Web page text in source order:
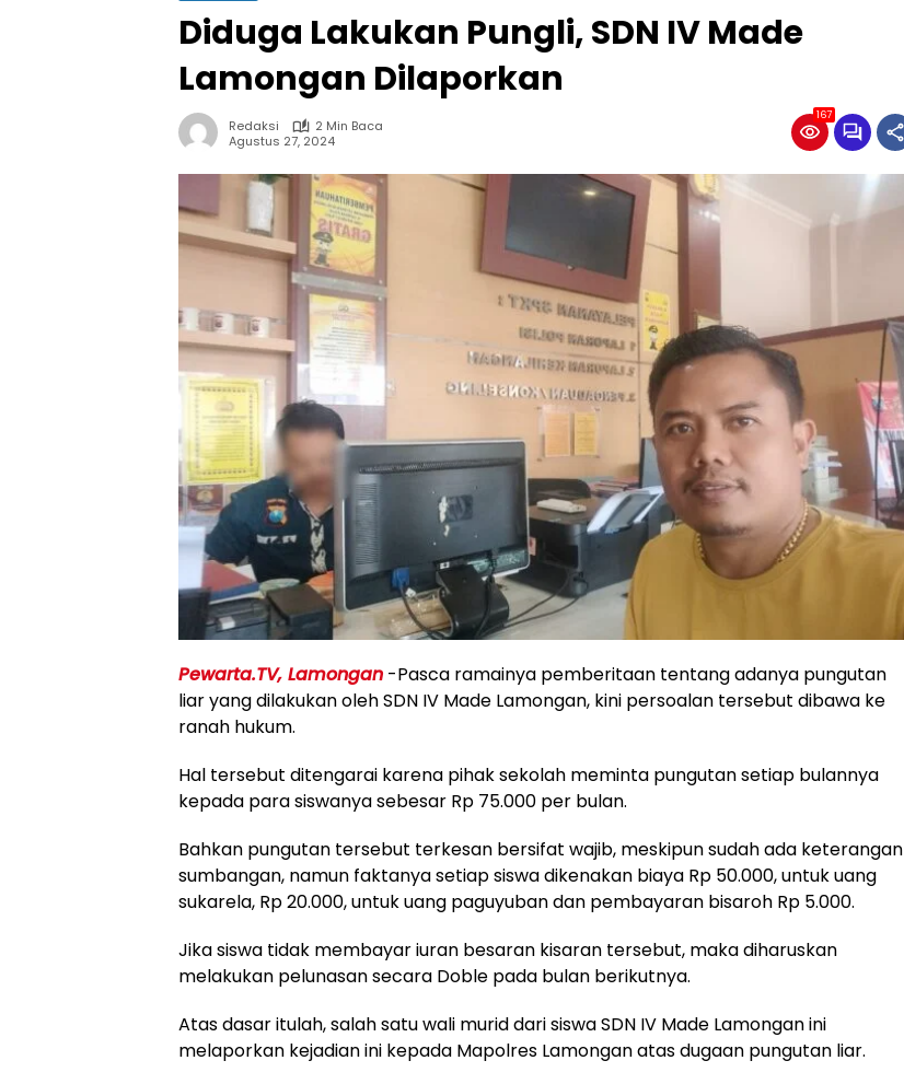
Diduga Lakukan Pungli, SDN IV Made
Lamongan Dilaporkan
Redaksi
2 Min Baca
Agustus 27, 2024
167
Pewarta.TV, Lamongan -Pasca ramainya pemberitaan tentang adanya pungutan
liar yang dilakukan oleh SDN IV Made Lamongan, kini persoalan tersebut dibawa ke
ranah hukum.
Hal tersebut ditengarai karena pihak sekolah meminta pungutan setiap bulannya
kepada para siswanya sebesar Rp 75.000 per bulan.
Bahkan pungutan tersebut terkesan bersifat wajib, meskipun sudah ada keterangan
sumbangan, namun faktanya setiap siswa dikenakan biaya Rp 50.000, untuk uang
sukarela, Rp 20.000, untuk uang paguyuban dan pembayaran bisaroh Rp 5.000.
Jika siswa tidak membayar iuran besaran kisaran tersebut, maka diharuskan
melakukan pelunasan secara Doble pada bulan berikutnya.
Atas dasar itulah, salah satu wali murid dari siswa SDN IV Made Lamongan ini
melaporkan kejadian ini kepada Mapolres Lamongan atas dugaan pungutan liar.